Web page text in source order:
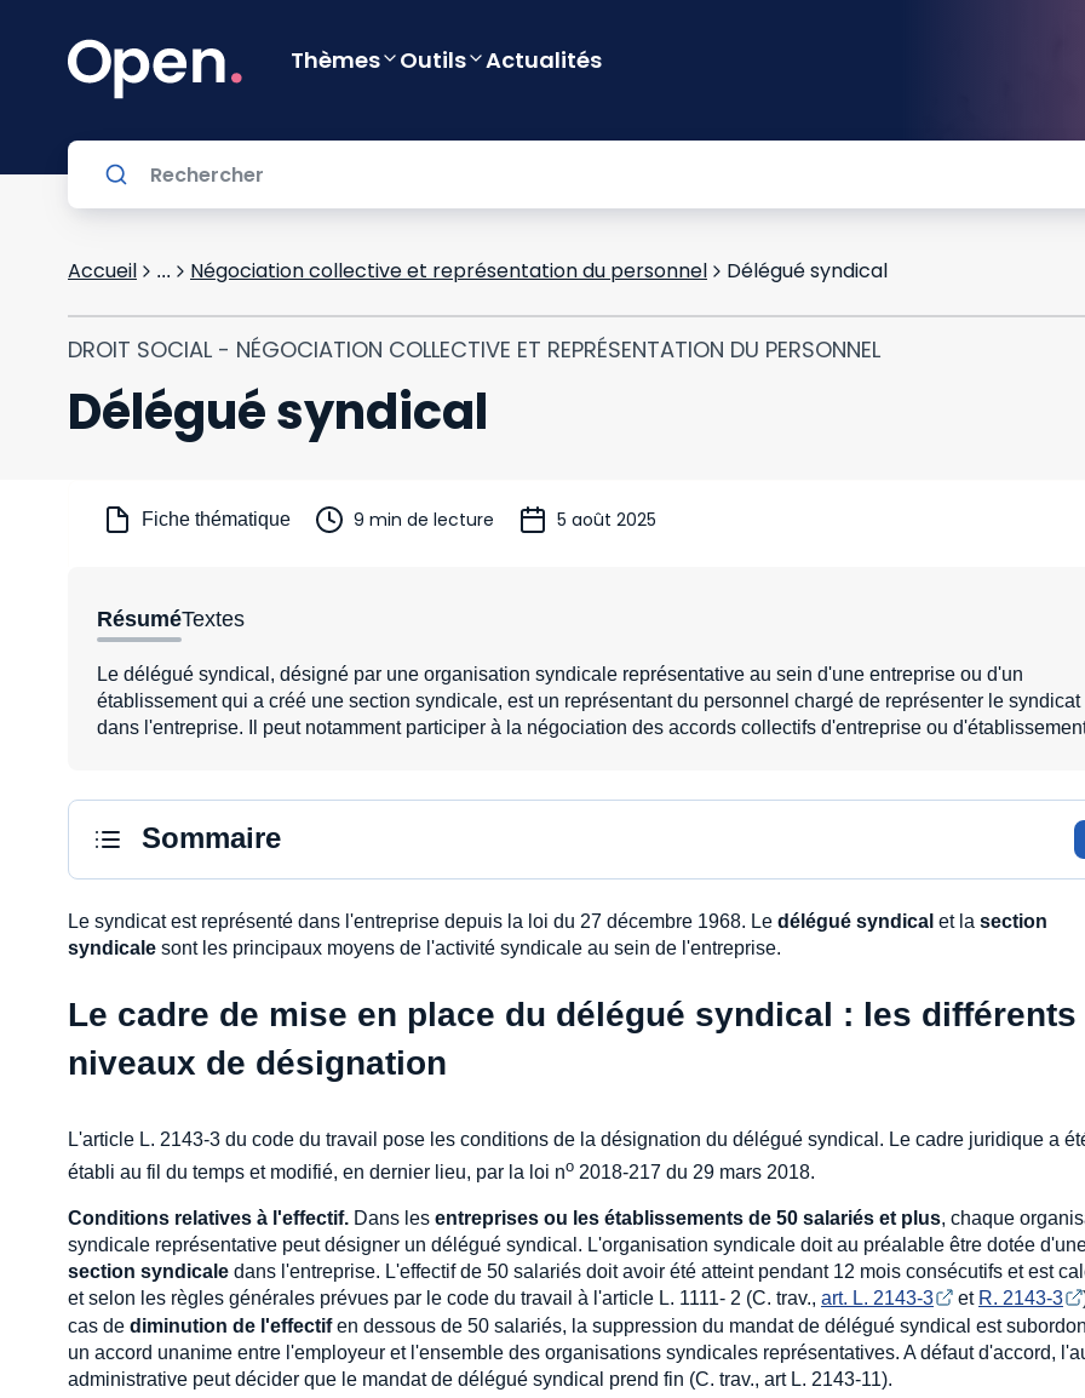
Thèmes Outils Actualités
Accueil ... Négociation collective et représentation du personnel Délégué syndical
DROIT SOCIAL - NÉGOCIATION COLLECTIVE ET REPRÉSENTATION DU PERSONNEL
Délégué syndical
Fiche thématique 9 min de lecture 5 août 2025
RésuméTextes
Le délégué syndical, désigné par une organisation syndicale représentative au sein d'une entreprise ou d'un
établissement qui a créé une section syndicale, est un représentant du personnel chargé de représenter le syndicat
dans l'entreprise. Il peut notamment participer à la négociation des accords collectifs d'entreprise ou
Sommaire
Le syndicat est représenté dans l'entreprise depuis la loi du 27 décembre 1968. Le délégué syndical et la section
syndicale sont les principaux moyens de l'activité syndicale au sein de l'entreprise.
Le cadre de mise en place du délégué syndical : les différents
niveaux de désignation
L'article L. 2143-3 du code du travail pose les conditions de la désignation du délégué syndical. Le cadre juridique a
établi au fil du temps et modifié, en dernier lieu, par la loi no 2018-217 du 29 mars 2018.
Conditions relatives à l'effectif. Dans les entreprises ou les établissements de 50 salariés et plus, chaque
syndicale représentative peut désigner un délégué syndical. L'organisation syndicale doit au préalable être dotée
section syndicale dans l'entreprise. L'effectif de 50 salariés doit avoir été atteint pendant 12 mois consécutifs et est
et selon les règles générales prévues par le code du travail à l'article L. 1111- 2 (C. trav., art. L. 2143-3 et R. 2143-3
cas de diminution de l'effectifen dessous de 50 salariés, la suppression du mandat de délégué syndical est
un accord unanime entre l'employeur et l'ensemble des organisations syndicales représentatives. A défaut d'accord,
administrative peut décider que le mandat de délégué syndical prend fin (C. trav., art L. 2143-11).